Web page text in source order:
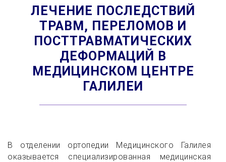
ЛЕЧЕНИЕ ПОСЛЕДСТВИЙ
ТРАВМ, ПЕРЕЛОМОВ И
ПОСТТРАВМАТИЧЕСКИХ
ДЕФОРМАЦИЙ В
МЕДИЦИНСКОМ ЦЕНТРЕ
ГАЛИЛЕИ
В отделении ортопедии Медицинского Галилея
оказывается специализированная медицинская